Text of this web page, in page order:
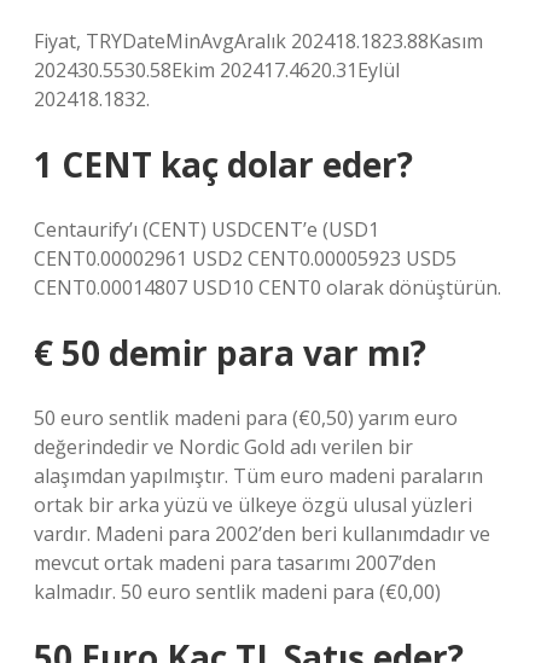
Fiyat, TRYDateMinAvgAralık 202418.1823.88Kasım
202430.5530.58Ekim 202417.4620.31Eylül
202418.1832.
1 CENT kaç dolar eder?
Centaurify’ı (CENT) USDCENT’e (USD1
CENT0.00002961 USD2 CENT0.00005923 USD5
CENT0.00014807 USD10 CENT0 olarak dönüştürün.
€ 50 demir para var mı?
50 euro sentlik madeni para (€0,50) yarım euro
değerindedir ve Nordic Gold adı verilen bir
alaşımdan yapılmıştır. Tüm euro madeni paraların
ortak bir arka yüzü ve ülkeye özgü ulusal yüzleri
vardır. Madeni para 2002’den beri kullanımdadır ve
mevcut ortak madeni para tasarımı 2007’den
kalmadır. 50 euro sentlik madeni para (€0,00)